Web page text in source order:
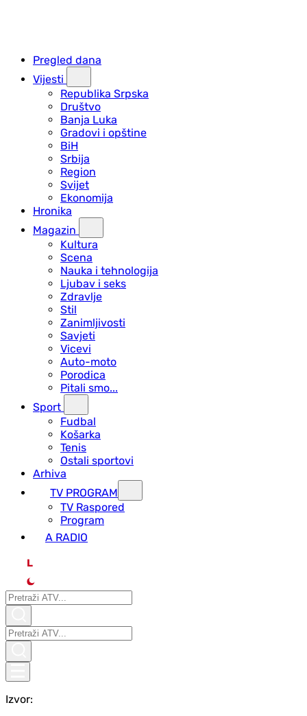
Pregled dana
Vijesti
Republika Srpska
Društvo
Banja Luka
Gradovi i opštine
BiH
Srbija
Region
Svijet
Ekonomija
Hronika
Magazin
Kultura
Scena
Nauka i tehnologija
Ljubav i seks
Zdravlje
Stil
Zanimljivosti
Savjeti
Vicevi
Auto-moto
Porodica
Pitali smo...
Sport
Fudbal
Košarka
Tenis
Ostali sportovi
Arhiva
TV PROGRAM
ТV Raspored
Program
A RADIO
L
Izvor: